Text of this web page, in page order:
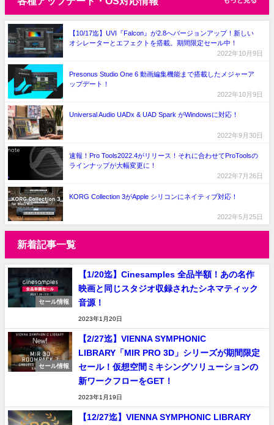
2022年10月9日
【10/17迄】UVI『Falcon』が2.8へバージョンアップ！新しい
オシレーターとエフェクトを搭載。期間限定セール中！
2022年10月9日
Presonus Studio One 6 動画編集機能まで搭載したメジャーア
ップデート！
2022年9月30日
Universal Audio UADx & UAD Spark がWindowsに対応！
2022年7月26日
速報！Pro Tools2022.4がリリース！それに合わせてProToolsの
ラインナップが大幅変更に！
2022年5月25日
KORG Collection 3がApple シリコンにネイティブ対応！
新着記事一覧
セール情報
【1/20迄】Cinesamples 全品半額！あの名作
映画と同じスタジオ収録されたシネマティック
音源！
2023年1月20日
セール情報
【2/27迄】VIENNA SYMPHONIC
LIBRARY「MIR PRO 3D」シリーズが期間限定
セール！仮想空間ミキシングソリューションの
新ワークフローをGET！
2023年1月19日
【12/27迄】VIENNA SYMPHONIC LIBRARY